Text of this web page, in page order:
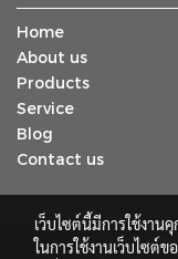
Home
About us
Products
Service
Blog
Contact us
© Copyright 2018
เว็บไซต์นี้มีการใช้งา
ในการใช้งานเว็บไซต์